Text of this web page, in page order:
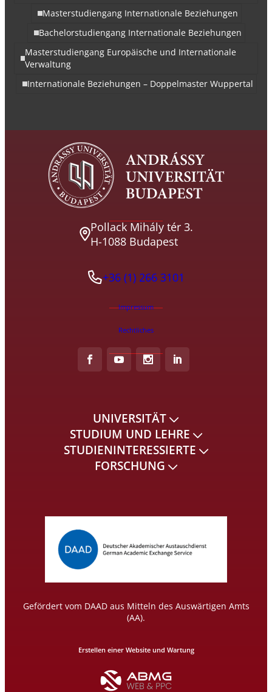
Masterstudiengang Internationale Beziehungen
Bachelorstudiengang Internationale Beziehungen
Masterstudiengang Europäische und Internationale
Verwaltung
Internationale Beziehungen – Doppelmaster Wuppertal
Pollack Mihály tér 3.
H-1088 Budapest
+36 (1) 266 3101
Impressum
Rechtliches
UNIVERSITÄT
STUDIUM UND LEHRE
STUDIENINTERESSIERTE
FORSCHUNG
Gefördert vom DAAD aus Mitteln des Auswärtigen Amts
(AA).
Erstellen einer Website und Wartung